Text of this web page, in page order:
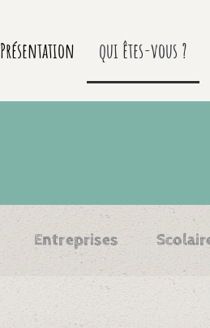
Présentation qui êtes-vous ?
Entreprises